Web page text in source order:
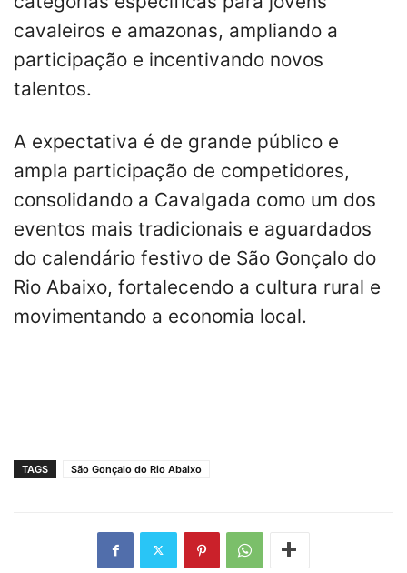
cavaleiros e amazonas, ampliando a
participação e incentivando novos
talentos.
A expectativa é de grande público e
ampla participação de competidores,
consolidando a Cavalgada como um dos
eventos mais tradicionais e aguardados
do calendário festivo de São Gonçalo do
Rio Abaixo, fortalecendo a cultura rural e
movimentando a economia local.
TAGS São Gonçalo do Rio Abaixo